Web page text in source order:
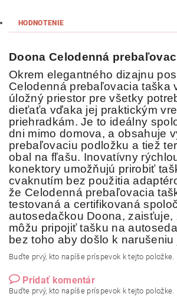
HODNOTENIE
Doona Celodenná
Okrem elegantného dizajnu
Celodenná prebaľovacia taška
úložný priestor pre všetky
dieťaťa vďaka jej praktickým
priehradkám. Je to ideálny
dni mimo domova, a obsahuje
prebaľovaciu podložku a tiež
obal na fľašu. Inovatívny
konektory umožňujú prirobiť
cvaknutím bez použitia
že Celodenná prebaľovacia
testovaná a certifikovaná
autosedačkou Doona, zaisťuje,
môžu pripojiť tašku na
bez toho aby došlo k narušeniu
Buďte prvý, kto napíše príspevok k tejto položke.
Pridať komentár
Buďte prvý, kto napíše príspevok k tejto položke.